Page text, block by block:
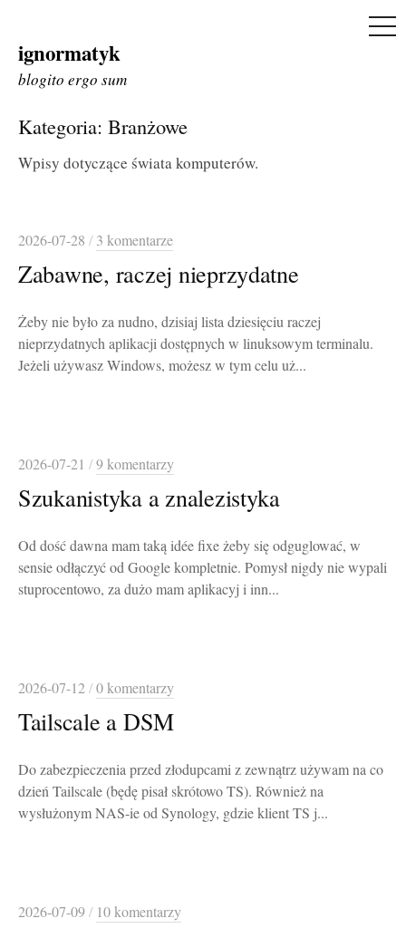
Skip
to
ignormatyk
blogito ergo sum
Kategoria: Branżowe
Wpisy dotyczące świata komputerów.
2026-07-28 / 3 komentarze
Zabawne, raczej nieprzydatne
Żeby nie było za nudno, dzisiaj lista dziesięciu raczej
nieprzydatnych aplikacji dostępnych w linuksowym terminalu.
Jeżeli używasz Windows, możesz w tym celu uż...
2026-07-21 /9 komentarzy
Szukanistyka a znalezistyka
Od dość dawna mam taką idée fixe żeby się odguglować, w
sensie odłączyć od Google kompletnie. Pomysł nigdy nie wypali
stuprocentowo, za dużo mam aplikacyj i inn...
2026-07-12/0 komentarzy
Tailscale a DSM
Do zabezpieczenia przed złodupcami z zewnątrz używam na co
dzień Tailscale (będę pisał skrótowo TS). Również na
wysłużonym NAS-ie od Synology, gdzie klient TS j...
2026-07-09/ 10 komentarzy